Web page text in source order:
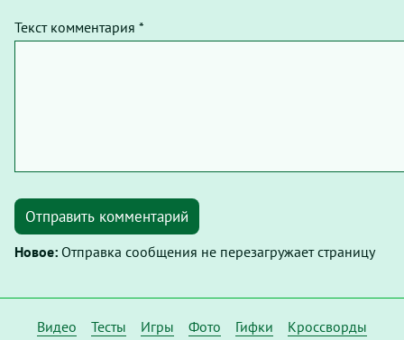
Текст комментария *
Отправить комментарий
Новое: Отправка сообщения не перезагружает страницу
Видео Тесты Игры Фото Гифки Кроссворды